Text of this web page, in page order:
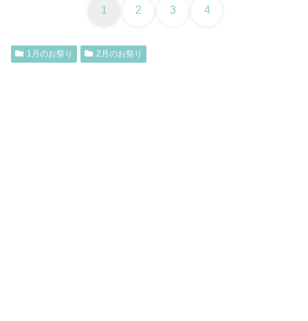
1 2 3 4
1月のお祭り 2月のお祭り